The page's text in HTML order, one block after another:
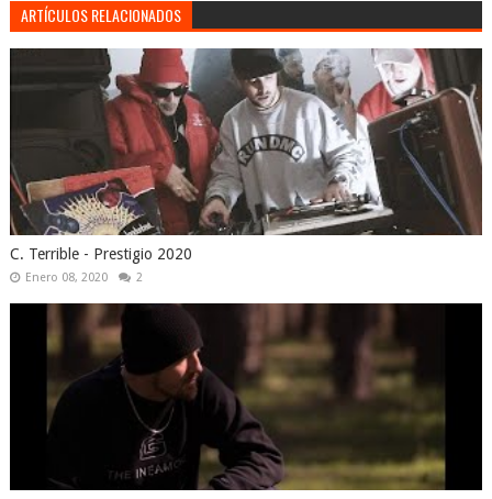
ARTÍCULOS RELACIONADOS
C. Terrible - Prestigio 2020
Enero 08, 2020 2